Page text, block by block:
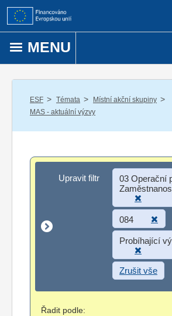
Přejít k obsahu
MENU
ESF / Témata / Místní akční skupiny /
MAS - aktuální výzvy
Upravit filtr
Upravit filtr
03 Operační
084
Probíhající
Zrušit vše
Řadit podle: